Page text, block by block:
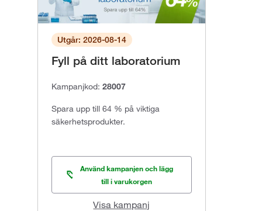
Utgår: 2026-08-14
Fyll på ditt laboratorium
Kampanjkod: 28007
Spara upp till 64 % på viktiga
säkerhetsprodukter.
Använd kampanjen och lägg
till i varukorgen
Visa kampanj